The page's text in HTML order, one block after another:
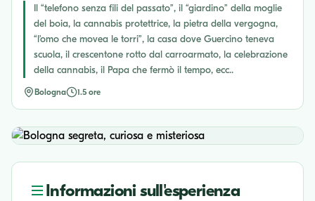
Il “telefono senza fili del passato”, il “giardino” della moglie
del boia, la cannabis protettrice, la pietra della vergogna,
“l’omo che movea le torri”, la casa dove Guercino teneva
scuola, il crescentone rotto dal carroarmato, la celebrazione
della cannabis, il Papa che fermò il tempo, ecc..
Bologna 1.5 ore
Informazioni sull'esperienza